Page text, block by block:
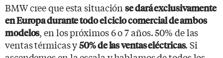
BMW cree que esta situaciónse dará exclusivamente
en Europa durante todo el ciclo comercial de ambos
modelos, en los próximos 6 o 7 años. 50% de las
ventas térmicas y50% de las ventas eléctricas. Si